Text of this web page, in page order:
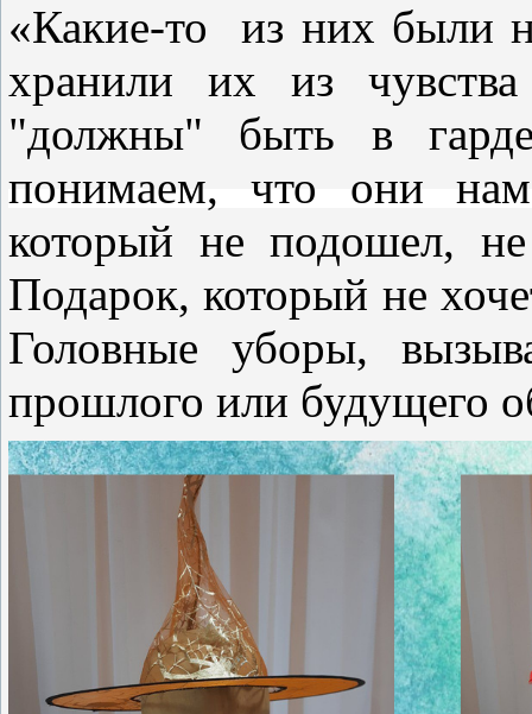
«Какие-то из них были
хранили их из
"должны" быть в
понимаем, что они
который не подошел,
Подарок, который не
Головные уборы,
прошлого или будущего